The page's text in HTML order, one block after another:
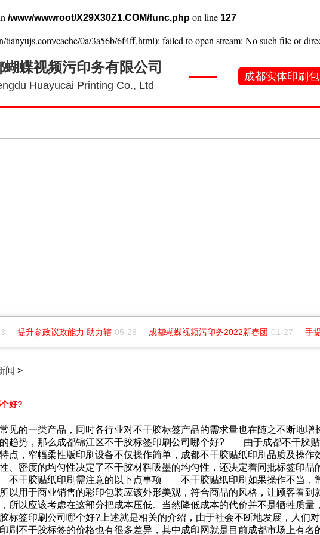
/www/wwwroot/X29X30Z1.COM/func.php on line 127
tianyujs.com/cache/0a/3a56b/6f4ff.html): failed to open stream: No such file or
蝴蝶视频污印务有限公司
Huayucai Printing Co., Ltd
—— 成都实体印刷
提升参政议政能力 助力辖 05-26 成都蝴蝶视频污印务2022新春团 01-27 手
闻 >
好?
见的一类产品，同时各行业对不干胶标签产品的需求量也在随之不断地增
趋势，那么成都锦江区不干胶标签印刷公司哪个好? 由于成都不干胶
点，窄幅柔性版印刷设备不仅操作简单，成都不干胶贴纸印刷品质及
、密度的均匀性决定了不干胶材料吸墨的均匀性，还决定着同批标签印品
干胶贴纸印刷需注意的以下点事项 不干胶贴纸印刷如果操作不当，
以用于商业销售的彩印包装应该外形美观，符合商品的风格，让顾客
所以应该考虑在这部分把成本压低。当然降低成本的代价并不是牺牲质
签印刷公司哪个好?上述就是相关的介绍，由于社会不断地发展，人们
刷不干胶标签的价格也有很多差异，其中成印网就是目前成都市场上有名